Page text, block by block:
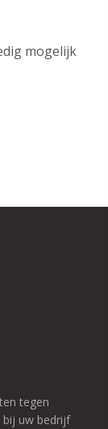
mogelijk
tegen
bij uw bedrijf